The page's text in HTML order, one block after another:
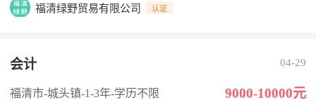
福清绿野贸易有限公司 认证
会计 04-29
福清市-城头镇-1-3年-学历不限 9000-10000元